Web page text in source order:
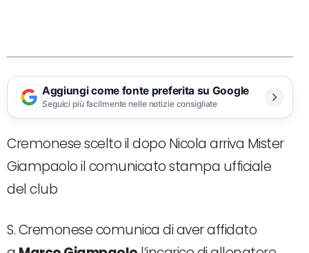
Aggiungi come fonte preferita su Google
Seguici più facilmente nelle notizie consigliate
Cremonese scelto il dopo Nicola arriva Mister
Giampaolo il comunicato stampa ufficiale
del club
S. Cremonese comunica di aver affidato